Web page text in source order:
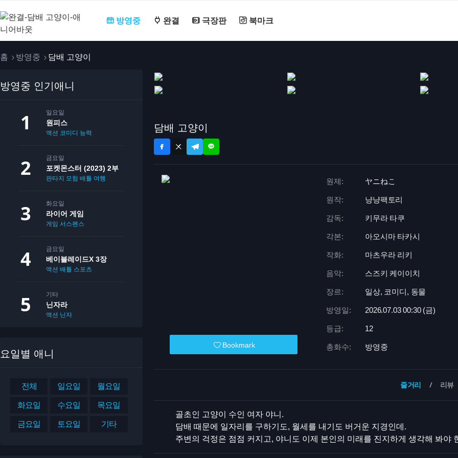
방영중 완결 극장판 북마크
홈 방영중 담배 고양이
방영중 인기애니
일요일
원피스
액션 코미디 능력
금요일
포켓몬스터 (2023) 2부
판타지 모험 배틀 여행
화요일
라이어 게임
게임 서스펜스
금요일
베이블레이드X 3장
액션 배틀 스포츠
기타
닌자라
액션 닌자
요일별 애니
전체 일요일 월요일
화요일 수요일 목요일
금요일 토요일 기타
담배 고양이
Bookmark
원제: ヤニねこ
원작: 냥냥팩토리
감독: 키무라 타쿠
각본: 아오시마 타카시
작화: 마츠우라 리키
음악: 스즈키 케이이치
장르: 일상, 코미디, 동물
방영일: 2026.07.03 00:30 (금)
등급: 12
총화수: 방영중
줄거리 리뷰
골초인 고양이 수인 여자 야니.
담배 때문에 일자리를 구하기도, 월세를 내기도 버거운 지경인데.
주변의 걱정은 점점 커지고, 야니도 이제 본인의 미래를 진지하게 생각해 봐야